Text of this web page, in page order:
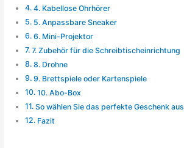
4. Kabellose Ohrhörer
5. Anpassbare Sneaker
6. Mini-Projektor
7. Zubehör für die Schreibtischeinrichtung
8. Drohne
9. Brettspiele oder Kartenspiele
10. Abo-Box
So wählen Sie das perfekte Geschenk aus
Fazit